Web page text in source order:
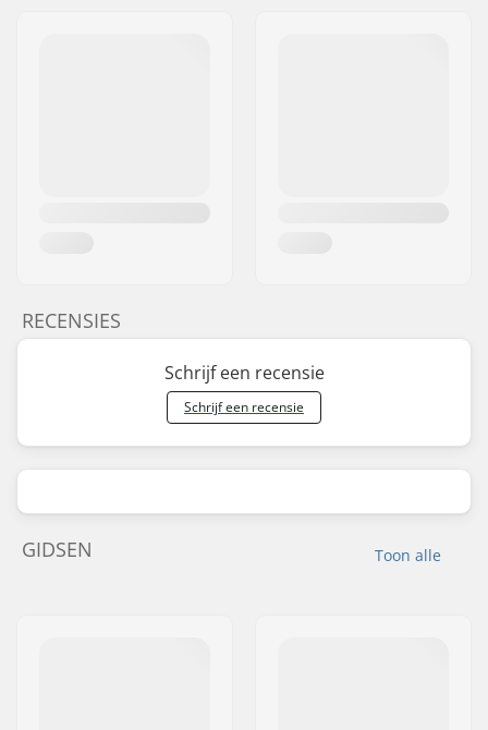
RECENSIES
Schrijf een recensie
Schrijf een recensie
Toon alle
GIDSEN